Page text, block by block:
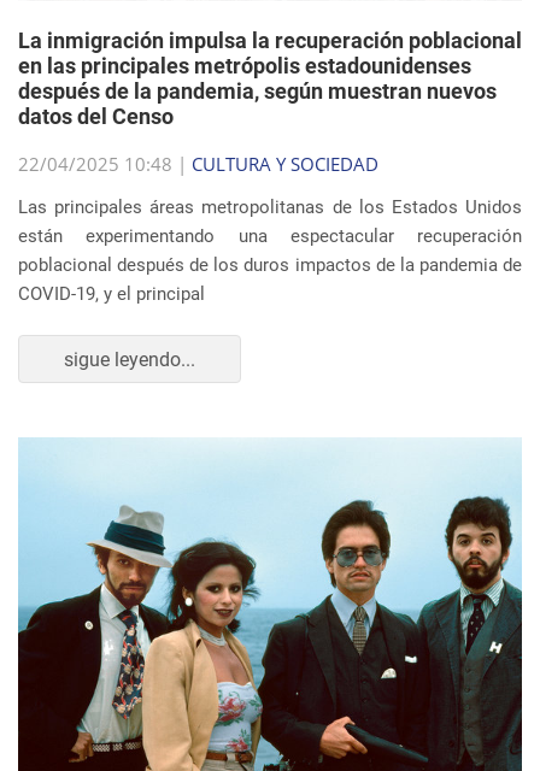
La inmigración impulsa la recuperación poblacional
en las principales metrópolis estadounidenses
después de la pandemia, según muestran nuevos
datos del Censo
22/04/2025 10:48 | CULTURA Y SOCIEDAD
Las principales áreas metropolitanas de los Estados Unidos
están experimentando una espectacular recuperación
poblacional después de los duros impactos de la pandemia de
COVID-19, y el principal
sigue leyendo...